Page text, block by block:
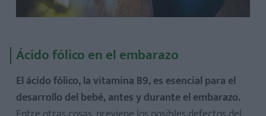
Ácido fólico en el embarazo
El ácido fólico, la vitamina B9, es esencial para el
desarrollo del bebé, antes y durante el embarazo.